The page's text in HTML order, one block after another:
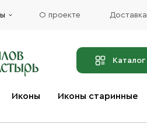
О проекте Доставка
Каталог
Иконы Иконы старинные